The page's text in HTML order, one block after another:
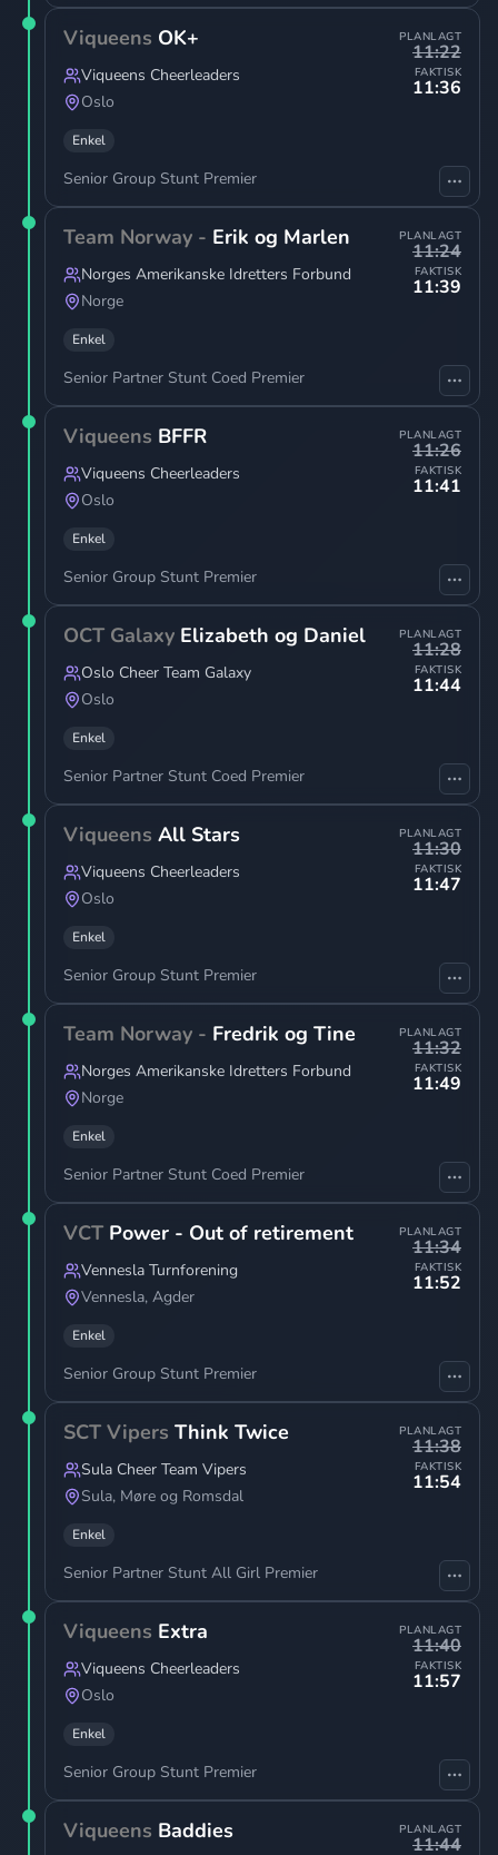
PLANLAGT
11:22
FAKTISK
11:36
Viqueens OK+
Viqueens Cheerleaders
Oslo
Enkel
Senior Group Stunt Premier
PLANLAGT
11:24
FAKTISK
11:39
Team Norway - Erik og Marlen
Norges Amerikanske Idretters Forbund
Norge
Enkel
Senior Partner Stunt Coed Premier
PLANLAGT
11:26
FAKTISK
11:41
Viqueens BFFR
Viqueens Cheerleaders
Oslo
Enkel
Senior Group Stunt Premier
PLANLAGT
11:28
FAKTISK
11:44
OCT Galaxy Elizabeth og Daniel
Oslo Cheer Team Galaxy
Oslo
Enkel
Senior Partner Stunt Coed Premier
PLANLAGT
11:30
FAKTISK
11:47
Viqueens All Stars
Viqueens Cheerleaders
Oslo
Enkel
Senior Group Stunt Premier
PLANLAGT
11:32
FAKTISK
11:49
Team Norway - Fredrik og Tine
Norges Amerikanske Idretters Forbund
Norge
Enkel
Senior Partner Stunt Coed Premier
PLANLAGT
11:34
FAKTISK
11:52
VCT Power - Out of retirement
Vennesla Turnforening
Vennesla, Agder
Enkel
Senior Group Stunt Premier
PLANLAGT
11:38
FAKTISK
11:54
SCT Vipers Think Twice
Sula Cheer Team Vipers
Sula, Møre og Romsdal
Enkel
Senior Partner Stunt All Girl Premier
PLANLAGT
11:40
FAKTISK
11:57
Viqueens Extra
Viqueens Cheerleaders
Oslo
Enkel
Senior Group Stunt Premier
PLANLAGT
11:44
Viqueens Baddies